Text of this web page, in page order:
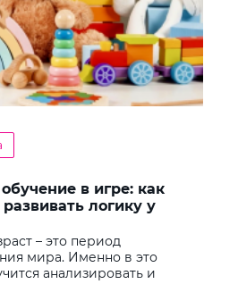
в игре: как
логику у
– это период
мира. Именно в это
анализировать и